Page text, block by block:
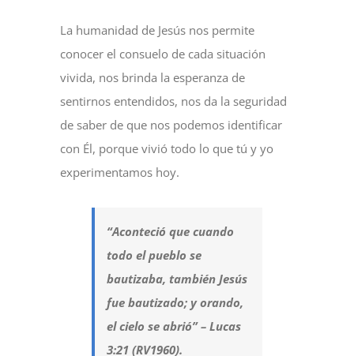
La humanidad de Jesús nos permite
conocer el consuelo de cada situación
vivida, nos brinda la esperanza de
sentirnos entendidos, nos da la seguridad
de saber de que nos podemos identificar
con Él, porque vivió todo lo que tú y yo
experimentamos hoy.
“Aconteció que cuando
todo el pueblo se
bautizaba, también Jesús
fue bautizado; y orando,
el cielo se abrió” – Lucas
3:21 (RV1960).